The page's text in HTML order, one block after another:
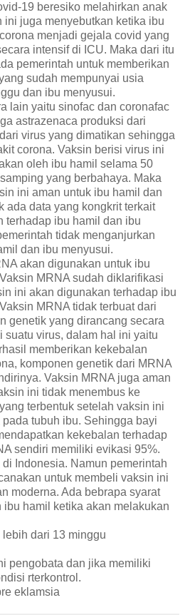
19 beresiko melahirkan anak
ini juga menyebutkan ketika ibu
menjadi gejala covid yang
intensif di ICU. Maka dari itu
pemerintah untuk memberikan
sudah mempunyai usia
dan ibu menyusui.
lain yaitu sinofac dan coronafac
astrazenaca produksi dari
virus yang dimatikan sehingga
corona. Vaksin berisi virus ini
oleh ibu hamil selama 50
yang berbahaya. Maka
ini aman untuk ibu hamil dan
ada data yang kongkrit terkait
terhadap ibu hamil dan ibu
tidak menganjurkan
dan ibu menyusui.
akan digunakan untuk ibu
MRNA sudah diklarifikasi
ini akan digunakan terhadap ibu
MRNA tidak terbuat dari
genetik yang dirancang secara
suatu virus, dalam hal ini yaitu
memberikan kekebalan
komponen genetik dari MRNA
Vaksin MRNA juga aman
ini tidak menembus ke
terbentuk setelah vaksin ini
tubuh ibu. Sehingga bayi
kekebalan terhadap
sendiri memiliki evikasi 95%.
Indonesia. Namun pemerintah
untuk membeli vaksin ini
moderna. Ada bebrapa syarat
hamil ketika akan melakukan
dari 13 minggu
pengobata dan jika memiliki
rterkontrol.
eklamsia